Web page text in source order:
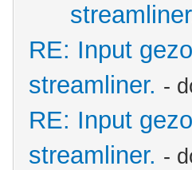
RE: Input
streamliner. -
RE: Input
streamliner. -